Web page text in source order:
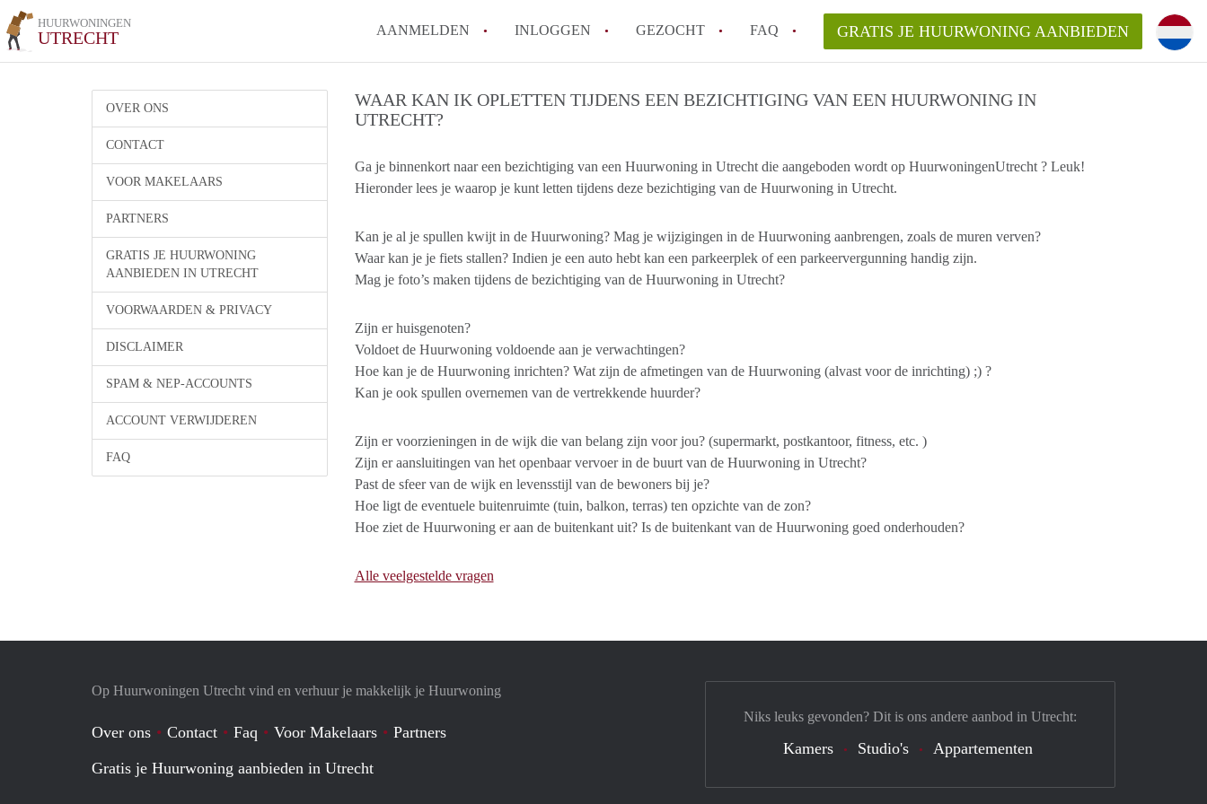
HUURWONINGEN
UTRECHT AANMELDEN INLOGGEN GEZOCHT FAQ
Hoeveel kost het om te reageren op een Huurwoning in Utrecht?
Wat is de privacyverklaring van HuurwoningenUtrecht?
makelaarsvergoeding/bemiddelingsvergoeding?
Alle veelgestelde vragen
GRATIS JE HUURWONING AANBIEDEN
OVER ONS
CONTACT
VOOR MAKELAARS
PARTNERS
GRATIS JE HUURWONING
AANBIEDEN IN UTRECHT
VOORWAARDEN & PRIVACY
DISCLAIMER
SPAM & NEP-ACCOUNTS
ACCOUNT VERWIJDEREN
FAQ
WAAR KAN IK OPLETTEN TIJDENS EEN BEZICHTIGING VAN EEN HUURWONING IN
UTRECHT?
Ga je binnenkort naar een bezichtiging van een Huurwoning in Utrecht die aangeboden wordt op HuurwoningenUtrecht ? Leuk!
Hieronder lees je waarop je kunt letten tijdens deze bezichtiging van de Huurwoning in Utrecht.
Kan je al je spullen kwijt in de Huurwoning? Mag je wijzigingen in de Huurwoning aanbrengen, zoals de muren verven?
Waar kan je je fiets stallen? Indien je een auto hebt kan een parkeerplek of een parkeervergunning handig zijn.
Mag je foto’s maken tijdens de bezichtiging van de Huurwoning in Utrecht?
Zijn er huisgenoten?
Voldoet de Huurwoning voldoende aan je verwachtingen?
Hoe kan je de Huurwoning inrichten? Wat zijn de afmetingen van de Huurwoning (alvast voor de inrichting) ;) ?
Kan je ook spullen overnemen van de vertrekkende huurder?
Zijn er voorzieningen in de wijk die van belang zijn voor jou? (supermarkt, postkantoor, fitness, etc. )
Zijn er aansluitingen van het openbaar vervoer in de buurt van de Huurwoning in Utrecht?
Past de sfeer van de wijk en levensstijl van de bewoners bij je?
Hoe ligt de eventuele buitenruimte (tuin, balkon, terras) ten opzichte van de zon?
Hoe ziet de Huurwoning er aan de buitenkant uit? Is de buitenkant van de Huurwoning goed onderhouden?
Alle veelgestelde vragen
Op Huurwoningen Utrecht vind en verhuur je makkelijk je Huurwoning
Over ons Contact Faq Voor Makelaars
Partners
Gratis je Huurwoning aanbieden in Utrecht
Niks leuks gevonden? Dit is ons andere aanbod in Utrecht:
Kamers Studio's Appartementen